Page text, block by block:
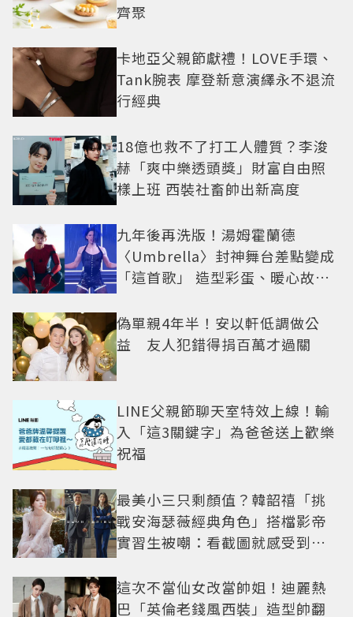
齊聚
卡地亞父親節獻禮！LOVE手環、
Tank腕表 摩登新意演繹永不退流
行經典
18億也救不了打工人體質？李浚
赫「爽中樂透頭獎」財富自由照
樣上班 西裝社畜帥出新高度
九年後再洗版！湯姆霍蘭德
〈Umbrella〉封神舞台差點變成
「這首歌」 造型彩蛋、暖心故事
偽單親4年半！安以軒低調做公
益 友人犯錯得捐百萬才過關
LINE父親節聊天室特效上線！輸
入「這3關鍵字」為爸爸送上歡樂
祝福
最美小三只剩顏值？韓韶禧「挑
戰安海瑟薇經典角色」搭檔影帝
實習生被嘲：看截圖就感受到演
這次不當仙女改當帥姐！迪麗熱
巴「英倫老錢風西裝」造型帥翻